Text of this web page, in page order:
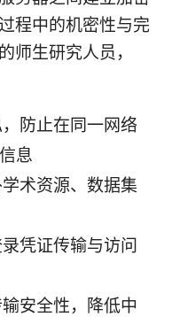
程中的机密性与完
师生研究人员，
防止在同一网络
息
术资源、数据集
凭证传输与访问
安全性，降低中